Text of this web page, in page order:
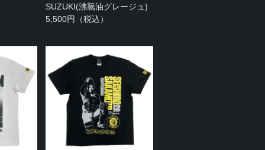
SUZUKI(沸騰油グレージュ)
5,500円（税込）